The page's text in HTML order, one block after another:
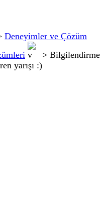
Deneyimler ve Çözüm
> Bilgilendirme
yarışı :)